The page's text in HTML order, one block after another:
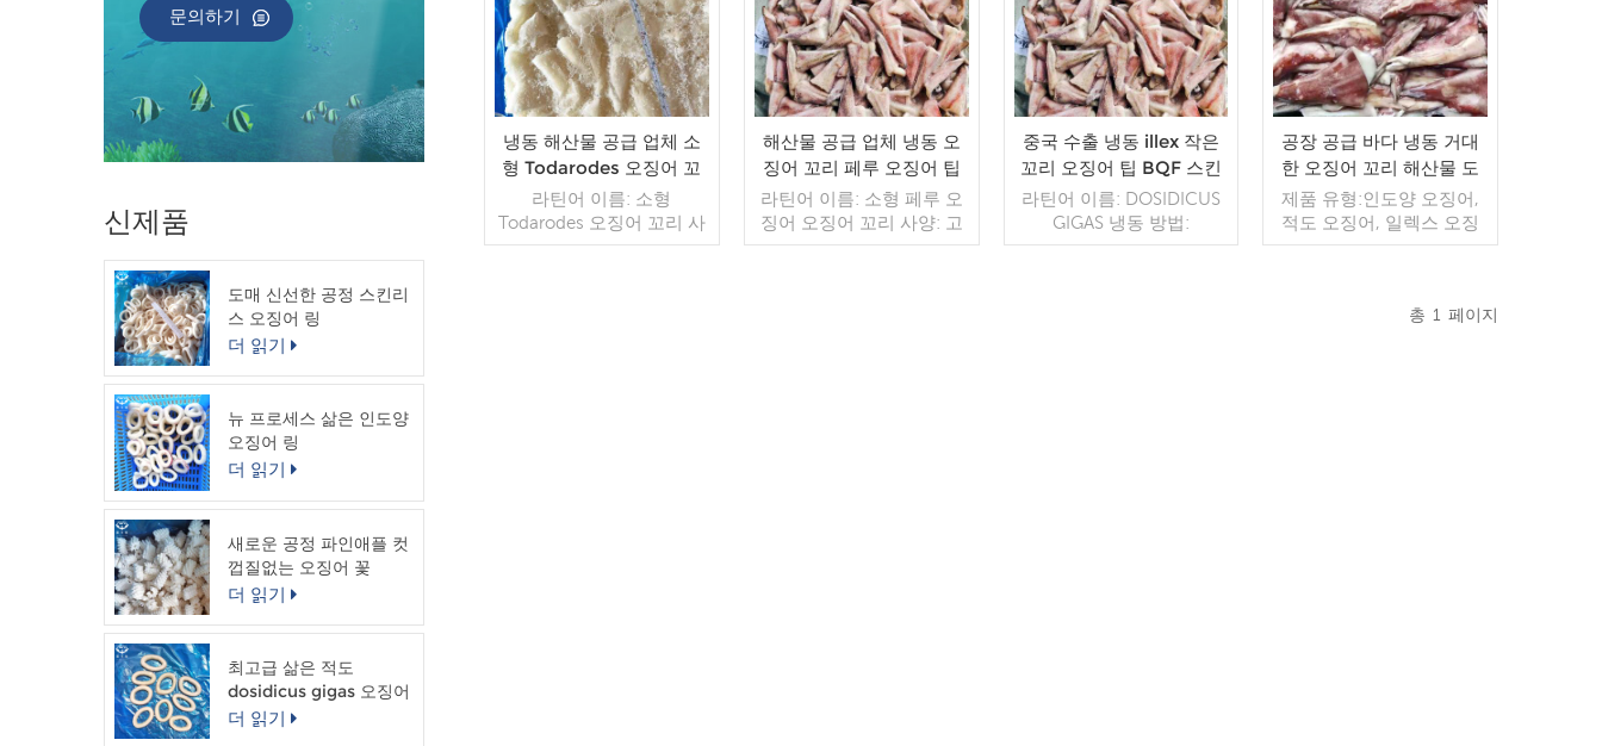
문의하기
신제품
도매 신선한 공정 스킨리
스 오징어 링
더 읽기
뉴 프로세스 삶은 인도양
오징어 링
더 읽기
새로운 공정 파인애플 컷
껍질없는 오징어 꽃
더 읽기
최고급 삶은 적도
dosidicus gigas 오징어
링
더 읽기
인된 취소 불가능한 LC 배
송: 입금 확인 후 20일 이내
원산지: 중국 브랜드: 푸 왕
행
인된 취소 불가능한 LC 배
송: 입금 확인 후 20일 이내
원산지: 중국 브랜드: 푸 왕
행
자마자 TT / С확인된 취소
불가능한 LC 배송: 입금 확
인 후 20일 이내 원산지: 중
국 브랜드: 푸 완 행
보자마자 취소 불가능한
LC 확인 배송: 입금 확인 후
20일 이내 원산지: 중국 브
랜드: 푸 완 항
냉동 해산물 공급 업체 소
형 Todarodes 오징어 꼬
리 대량 도매
라틴어 이름: 소형
Todarodes 오징어 꼬리 사
양: 고객 사양 공정: 컷,스킨
해산물 공급 업체 냉동 오
징어 꼬리 페루 오징어 팁
도매
라틴어 이름: 소형 페루 오
징어 오징어 꼬리 사양: 고
객 사양 공정: 컷 글레이징:
중국 수출 냉동 illex 작은
꼬리 오징어 팁 BQF 스킨
오프 도매
라틴어 이름: DOSIDICUS
GIGAS 냉동 방법:
seafrozen BQF 캐치 방법:
공장 공급 바다 냉동 거대
한 오징어 꼬리 해산물 도
매
제품 유형:인도양 오징어,
적도 오징어, 일렉스 오징
어 등 Frozen Way:BQF 사
장:10kg/짠 가방 글레이징:
총 1 페이지